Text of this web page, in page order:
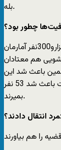
بله.
چطور بود؟
افتضاح بود، آمار کل تخت «شفق» 450نفر است. هزارو300نفر آمارمان
هم معتادان
داشت و همین باعث شد این
بیماری شایع شود و یک‌نفر که اسهال خونی داشت باعث شد 53 نفر
بمیرند.
انتقال دادند؟